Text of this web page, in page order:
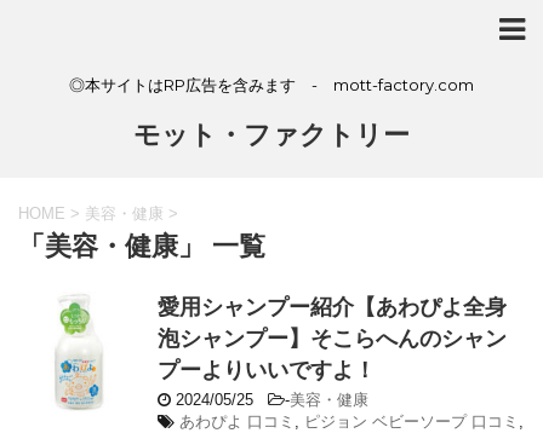
◎本サイトはRP広告を含みます - mott-factory.com
モット・ファクトリー
HOME > 美容・健康 >
「美容・健康」 一覧
愛用シャンプー紹介【あわぴよ全身
泡シャンプー】そこらへんのシャン
プーよりいいですよ！
2024/05/25 -美容・健康
あわぴよ 口コミ , ピジョン ベビーソープ 口コミ ,